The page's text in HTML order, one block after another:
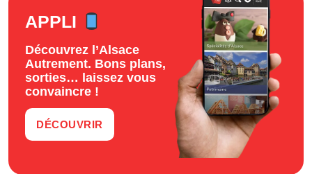
APPLI
Découvrez l’Alsace
Autrement. Bons plans,
sorties… laissez vous
convaincre !
DÉCOUVRIR